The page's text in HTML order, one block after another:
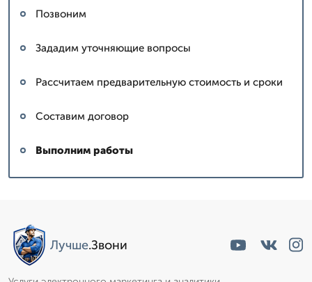
Позвоним
Зададим уточняющие вопросы
Рассчитаем предварительную стоимость и сроки
Составим договор
Выполним работы
Лучше.Звони